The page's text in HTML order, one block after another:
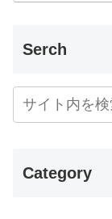
Serch
Category